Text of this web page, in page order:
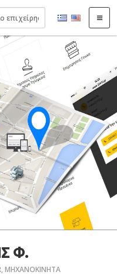
Φ.
,ΜΗΧΑΝΟΚΙΝΗΤΑ